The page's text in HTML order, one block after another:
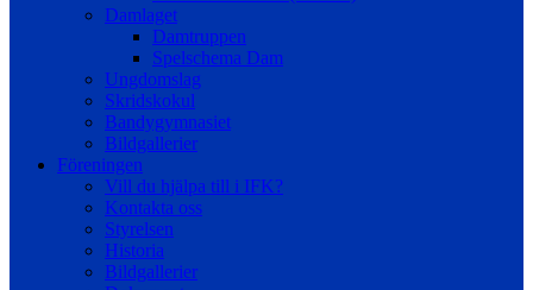
Damlaget
Damtruppen
Spelschema Dam
Ungdomslag
Skridskokul
Bandygymnasiet
Bildgallerier
Föreningen
Vill du hjälpa till i IFK?
Kontakta oss
Styrelsen
Historia
Bildgallerier